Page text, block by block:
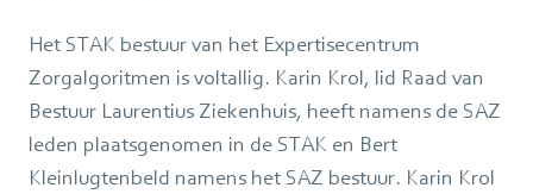
Het STAK bestuur van het Expertisecentrum
Zorgalgoritmen is voltallig. Karin Krol, lid Raad van
Bestuur Laurentius Ziekenhuis, heeft namens de SAZ
leden plaatsgenomen in de STAK en Bert
Kleinlugtenbeld namens het SAZ bestuur. Karin Krol